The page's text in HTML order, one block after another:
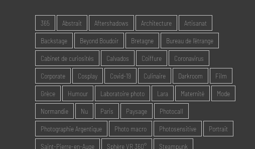
365 Abstrait Aftershadows Architecture Artisanat
Backstage Beyond Boudoir Bretagne Bureau de l'étrange
Cabinet de curiosités Calvados Coiffure Coronavirus
Corporate Cosplay Covid-19 Culinaire Darkroom Film
Grèce Humour Laboratoire photo Lara Maternité Mode
Normandie Nu Paris Paysage Photocall
Photographie Argentique Photo macro Photosensitive Portrait
Saint-Pierre-en-Auge Sphère VR 360° Steampunk